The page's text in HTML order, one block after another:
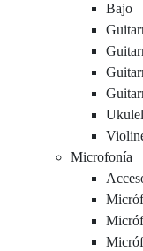
Bajo
Microfonía